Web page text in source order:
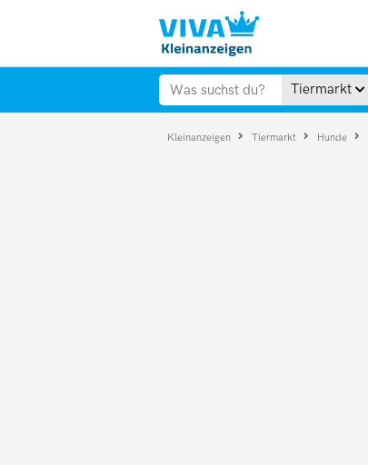
Tiermarkt
Kleinanzeigen Tiermarkt Hunde